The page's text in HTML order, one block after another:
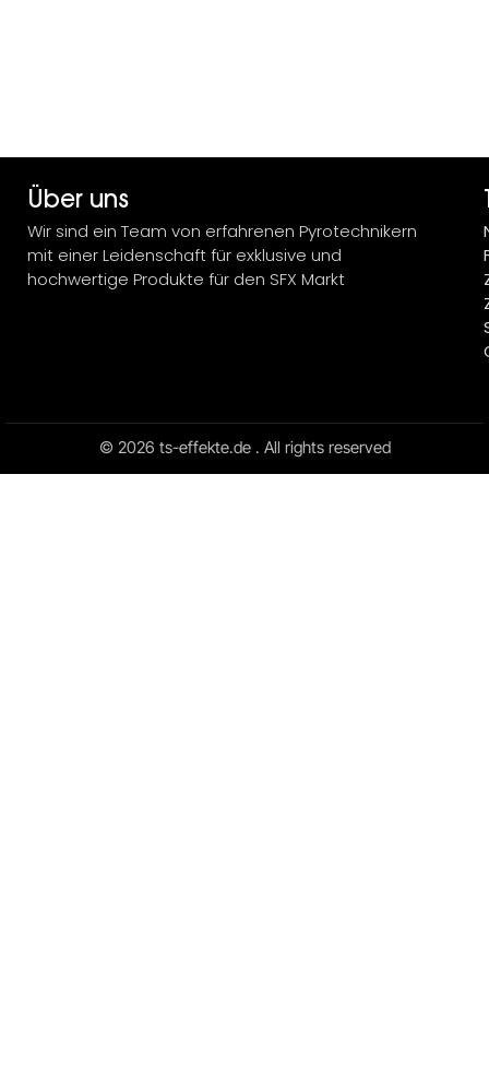
Über uns
Wir sind ein Team von erfahrenen Pyrotechnikern
mit einer Leidenschaft für exklusive und
hochwertige Produkte für den SFX Markt
© 2026 ts-effekte.de . All rights reserved